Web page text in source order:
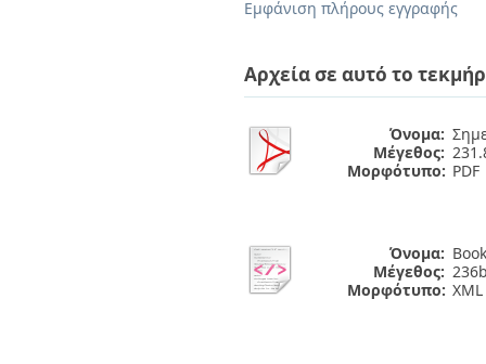
Εμφάνιση πλήρους εγγραφής
Αρχεία σε αυτό το
Όνομα:
Μέγεθος:
Μορφότυπο: PDF
Όνομα:
Μέγεθος:
Μορφότυπο: XML